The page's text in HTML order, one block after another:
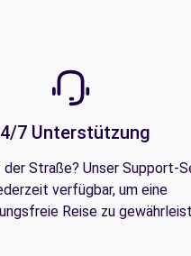
7 Unterstützung
Straße? Unser Support-
verfügbar, um eine
Reise zu